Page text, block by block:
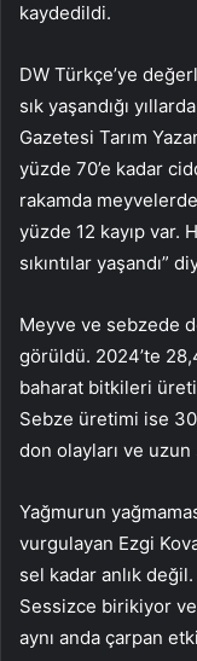
kaydedildi.
DW Türkçe’ye
sık yaşandığı
Gazetesi Tarım
yüzde 70’e kadar
rakamda
yüzde 12 kayıp var.
sıkıntılar yaşandı”
Meyve ve sebzede
görüldü. 2024’te
baharat bitkileri
Sebze üretimi ise
don olayları ve
Yağmurun
vurgulayan Ezgi
sel kadar anlık
Sessizce birikiyor
aynı anda çarpan